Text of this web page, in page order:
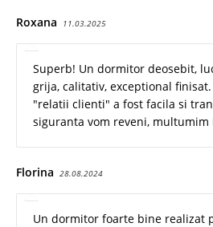
Roxana 11.03.2025
Superb! Un dormitor deosebit,
grija, calitativ, exceptional
"relatii clienti" a fost facila si
siguranta vom reveni, multumim
Florina 28.08.2024
Un dormitor foarte bine realizat